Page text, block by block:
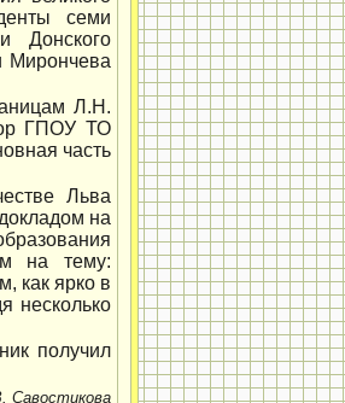
семи
Донского
Мирончева
Л.Н.
ГПОУ ТО
часть
Льва
на
на тему:
как ярко в
несколько
получил
Савостикова